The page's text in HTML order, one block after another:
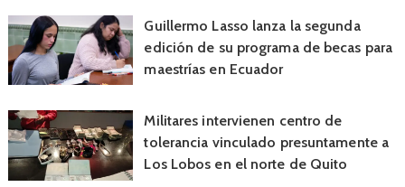
Guillermo Lasso lanza la segunda
edición de su programa de becas para
maestrías en Ecuador
Militares intervienen centro de
tolerancia vinculado presuntamente a
Los Lobos en el norte de Quito